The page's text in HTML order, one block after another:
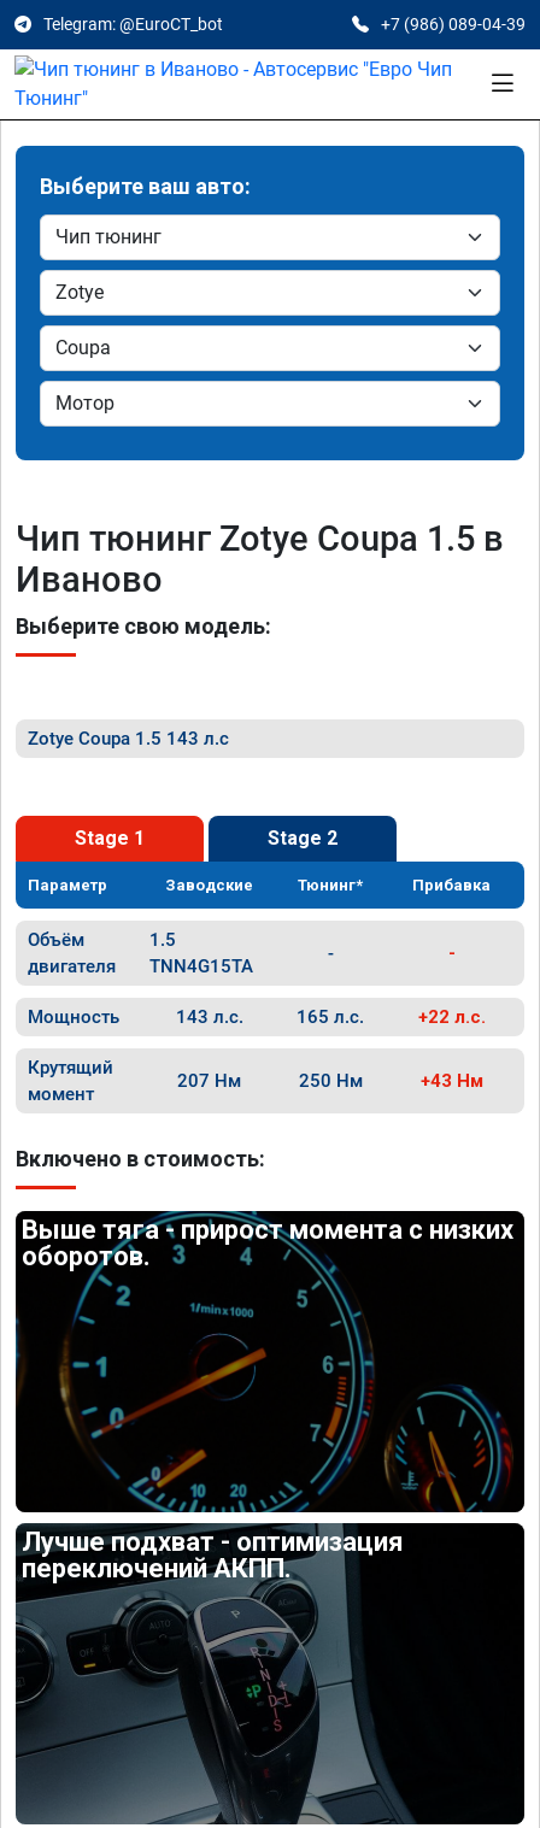
Telegram: @EuroCT_bot +7 (986) 089-04-39
Выберите ваш авто:
Чип тюнинг Zotye Coupa 1.5 в
Иваново
Выберите свою модель:
Zotye Coupa 1.5 143 л.с
Stage 1 Stage 2
Параметр Заводские Тюнинг* Прибавка
Объём
двигателя
1.5
TNN4G15TA
- -
Мощность 143 л.с. 165 л.с. +22 л.с.
Крутящий
момент
207 Нм 250 Нм +43 Нм
Включено в стоимость:
Выше тяга - прирост момента с низких
оборотов.
Лучше подхват - оптимизация
переключений АКПП.